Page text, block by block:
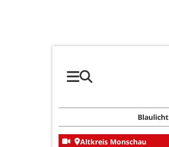
Blaulicht
Altkreis Monschau